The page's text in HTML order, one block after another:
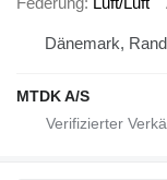
Dänemark,
MTDK A/S